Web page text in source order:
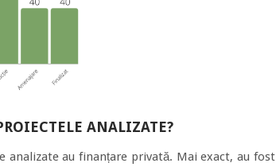
ANALIZATE?
analizate au finanțare privată. Mai exact, au fost